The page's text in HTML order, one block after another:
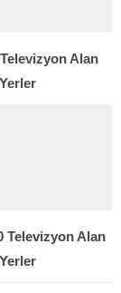
Alan
Yerler
Televizyon Alan
Yerler